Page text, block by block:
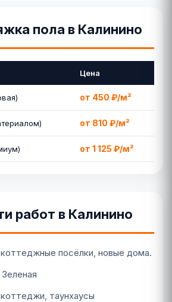
пола в Калинино
Цена
от 450 ₽/м²
от 810 ₽/м²
от 1 125 ₽/м²
работ в Калинино
коттеджные посёлки, новые дома.
коттеджи, таунхаусы